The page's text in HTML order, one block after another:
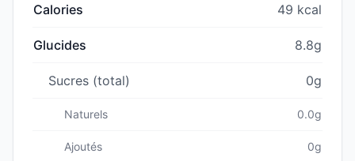
Calories 49 kcal
Glucides 8.8g
Sucres (total) 0g
Naturels 0.0g
Ajoutés 0g